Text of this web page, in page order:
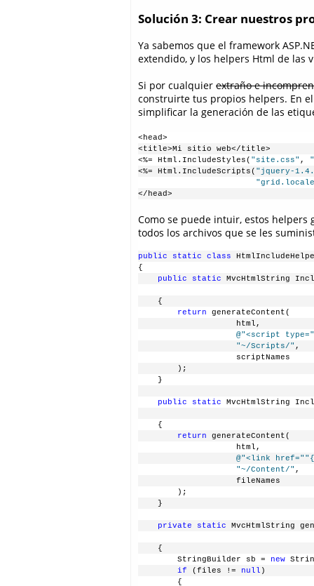
Solución 3: Crear nuestros
Ya sabemos que el framework
extendido, y los helpers Html de las
Si por cualquier extraño e
construirte tus propios helpers. En
simplificar la generación de las
<head>
<title>Mi sitio web</title>
<%= Html.IncludeStyles( "site.css" ,
<%= Html.IncludeScripts( "jquery-
</head>
Como se puede intuir, estos
todos los archivos que se les
public static class
{
public
static MvcHtmlString
    {
return generateContent(
                    html,
@"<script type="
"~/Scripts/" ,
                    scriptNames
        );
    }
public static MvcHtmlString
    {
return generateContent(
                    html,
@"<link href="
"~/Content/" ,
                    fileNames
        );
    }
private static MvcHtmlString
    {
        StringBuilder sb =
new
if (files != null )
        {